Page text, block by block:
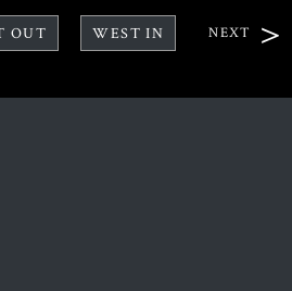
OUT WEST IN NEXT